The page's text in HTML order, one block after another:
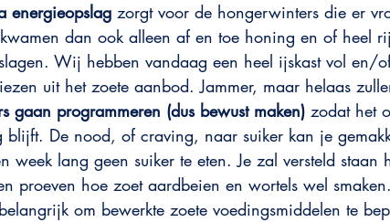
energieopslag zorgt voor de hongerwinters die er
dan ook alleen af en toe honing en of heel
Wij hebben vandaag een heel ijskast vol en/
uit het zoete aanbod. Jammer, maar helaas
gaan programmeren (dus bewust maken) zodat het
blijft. De nood, of craving, naar suiker kan je
week lang geen suiker te eten. Je zal versteld staan
proeven hoe zoet aardbeien en wortels wel smaken.
om bewerkte zoete voedingsmiddelen te